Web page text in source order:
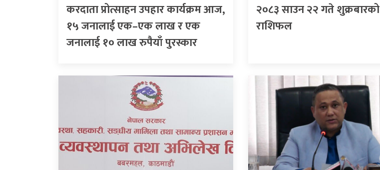
करदाता प्रोत्साहन उपहार कार्यक्रम आज,
१५ जनालाई एक–एक लाख र एक
जनालाई १० लाख रुपैयाँ पुरस्कार
२०८३ साउन २२ गते शुक्रबारको
राशिफल